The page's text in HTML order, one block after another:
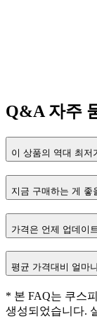
Q&A자주
이 상품의 역대 최저
지금 구매하는 게 좋
가격은 언제 업데이
평균 가격대비 얼마
* 본 FAQ는 쿠스
생성되었습니다.